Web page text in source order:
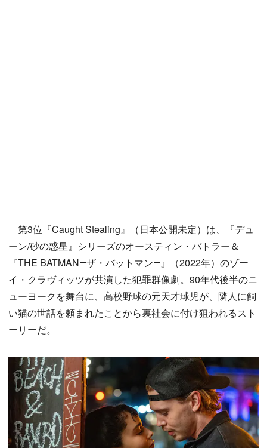
第3位『Caught Stealing』（日本公開未定）は、『デュ
ーン/砂の惑星』シリーズのオースティン・バトラー＆
『THE BATMAN―ザ・バットマン―』（2022年）のゾー
イ・クラヴィッツが共演した犯罪群像劇。90年代後半のニ
ューヨークを舞台に、高校野球の元天才球児が、隣人に飼
い猫の世話を頼まれたことから裏社会に付け狙われるスト
ーリーだ。